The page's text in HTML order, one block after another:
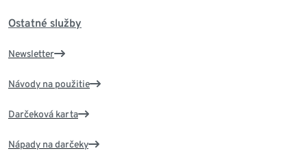
Ostatné služby
Newsletter
Návody na použitie
Darčeková karta
Nápady na darčeky